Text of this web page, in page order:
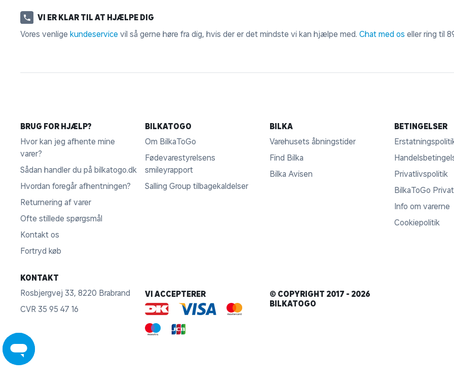
VI ER KLAR TIL AT HJÆLPE DIG
Vores venlige kundeservice vil så gerne høre fra dig, hvis der er det mindste vi kan hjælpe med. Chat med os eller ring til
BRUG FOR HJÆLP?
Hvor kan jeg afhente mine
varer?
Sådan handler du på bilkatogo.dk
Hvordan foregår afhentningen?
Returnering af varer
Ofte stillede spørgsmål
Kontakt os
Fortryd køb
BILKATOGO
Om BilkaToGo
Fødevarestyrelsens
smileyrapport
Salling Group tilbagekaldelser
BILKA
Varehusets åbningstider
Find Bilka
Bilka Avisen
BETINGELSER
Privatlivspolitik
BilkaToGo
Info om varerne
Cookiepolitik
KONTAKT
Rosbjergvej 33, 8220 Brabrand
CVR 35 95 47 16
VI ACCEPTERER
© COPYRIGHT 2017 - 2026
BILKATOGO